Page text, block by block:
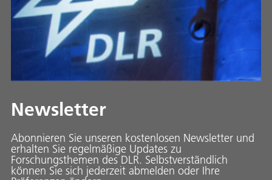
Newsletter
Abonnieren Sie unseren kostenlosen Newsletter und
erhalten Sie regelmäßige Updates zu
Forschungsthemen des DLR. Selbstverständlich
können Sie sich jederzeit abmelden oder Ihre